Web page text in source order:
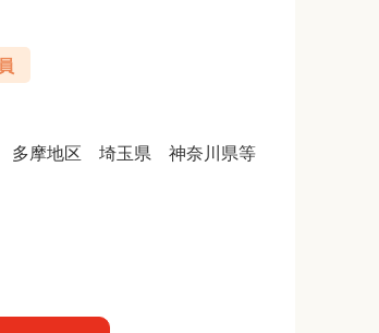
多摩地区 埼玉県 神奈川県等